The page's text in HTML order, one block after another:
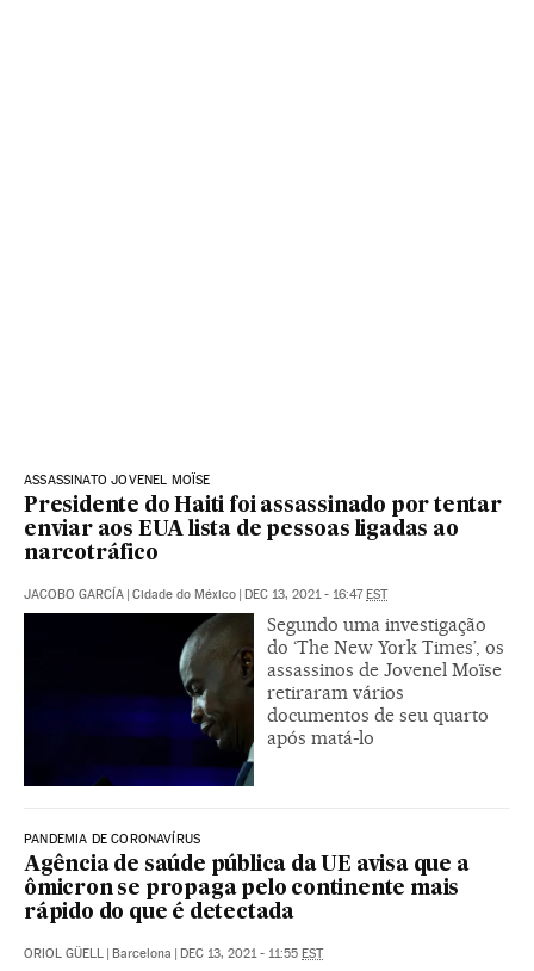
ASSASSINATO JOVENEL MOÏSE
Presidente do Haiti foi assassinado por tentar
enviar aos EUA lista de pessoas ligadas ao
narcotráfico
JACOBO GARCÍA Cidade do México DEC 13, 2021 - 16:47 EST
Segundo uma investigação
do ‘The New York Times’, os
assassinos de Jovenel Moïse
retiraram vários
documentos de seu quarto
após matá-lo
PANDEMIA DE CORONAVÍRUS
Agência de saúde pública da UE avisa que a
ômicron se propaga pelo continente mais
rápido do que é detectada
ORIOL GÜELL Barcelona DEC 13, 2021 - 11:55 EST